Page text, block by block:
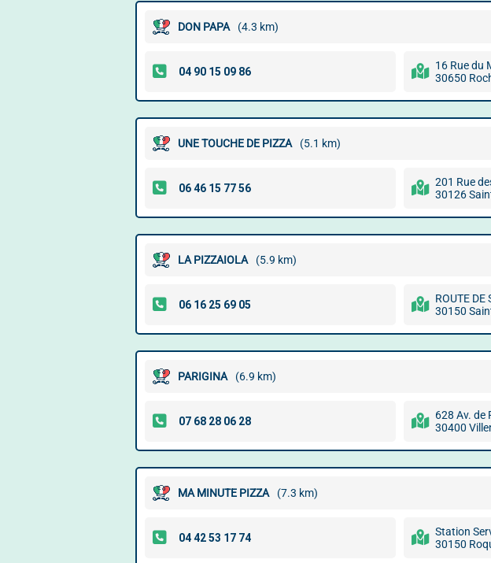
DON PAPA (4.3 km)
16 Rue du
30650
UNE TOUCHE DE PIZZA (5.1 km)
201 Rue
30126
LA PIZZAIOLA (5.9 km)
ROUTE DE
30150
PARIGINA (6.9 km)
628 Av. de
30400
MA MINUTE PIZZA (7.3 km)
Station
30150